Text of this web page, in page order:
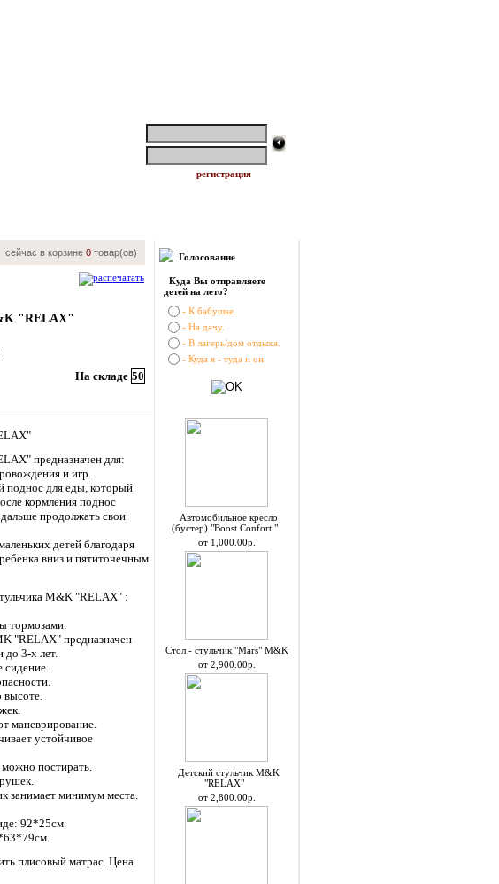
регистрация
в корзине 0товар(ов)
"RELAX"
На складе 50
предназначен для:
и игр.
поднос для еды, который
кормления поднос
продолжать свои
детей благодаря
вниз и пятиточечным
M&K "RELAX" :
тормозами.
"RELAX" предназначен
до 3-х лет.
сидение.
высоте.
маневрирование.
устойчивое
постирать.
занимает минимум места.
92*25см.
плисовый матрас. Цена
Голосование
Куда Вы отправляете
детей на лето?
- К бабушке.
- На дачу.
- В лагерь/дом отдыха.
- Куда я - туда и он.
Автомобильное кресло
(бустер) "Boost Confort "
от 1,000.00р.
Стол - стульчик "Mars" M&K
от 2,900.00р.
Детский стульчик M&K
"RELAX"
от 2,800.00р.